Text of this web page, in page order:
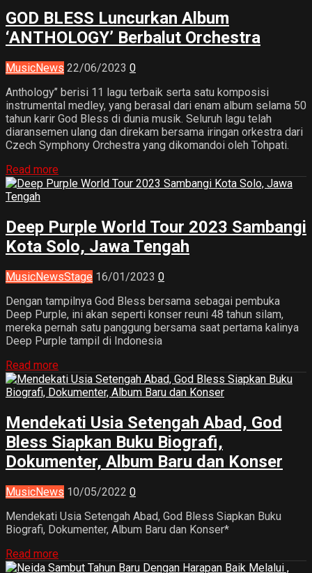
GOD BLESS Luncurkan Album
‘ANTHOLOGY’ Berbalut Orchestra
MusicNews 22/06/2023 0
Anthology’’ berisi 11 lagu terbaik serta satu komposisi
instrumental medley, yang berasal dari enam album selama 50
tahun karir God Bless di dunia musik. Seluruh lagu telah
diaransemen ulang dan direkam bersama iringan orkestra dari
Czech Symphony Orchestra yang dikomandoi oleh Tohpati.
Read more
Deep Purple World Tour 2023 Sambangi
Kota Solo, Jawa Tengah
MusicNewsStage 16/01/2023 0
Dengan tampilnya God Bless bersama sebagai pembuka
Deep Purple, ini akan seperti konser reuni 48 tahun silam,
mereka pernah satu panggung bersama saat pertama kalinya
Deep Purple tampil di Indonesia
Read more
Mendekati Usia Setengah Abad, God
Bless Siapkan Buku Biografi,
Dokumenter, Album Baru dan Konser
MusicNews 10/05/2022 0
Mendekati Usia Setengah Abad, God Bless Siapkan Buku
Biografi, Dokumenter, Album Baru dan Konser*
Read more